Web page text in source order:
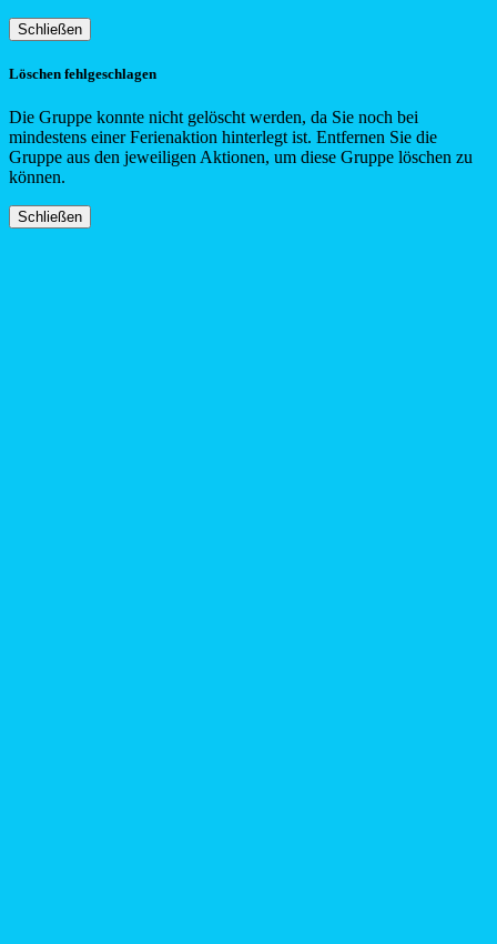
Schließen
Löschen fehlgeschlagen
Die Gruppe konnte nicht gelöscht werden, da Sie noch bei
mindestens einer Ferienaktion hinterlegt ist. Entfernen Sie die
Gruppe aus den jeweiligen Aktionen, um diese Gruppe löschen zu
können.
Schließen